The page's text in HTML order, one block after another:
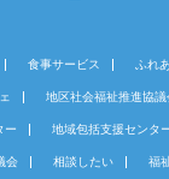
食事サービス ふれ
地区社会福祉推進協議
ー 地域包括支援センタ
会 相談したい 福